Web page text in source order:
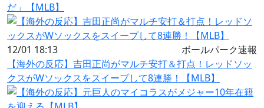
だ」【MLB】
12/01 18:13
ボールパーク速報
【海外の反応】吉田正尚がマルチ安打＆打点！レッドソッ
クスがWソックスをスイープして8連勝！【MLB】